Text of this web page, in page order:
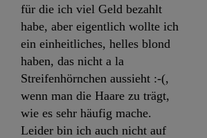
für die ich viel Geld bezahlt
habe, aber eigentlich wollte ich
ein einheitliches, helles blond
haben, das nicht a la
Streifenhörnchen aussieht :-(,
wenn man die Haare zu trägt,
wie es sehr häufig mache.
Leider bin ich auch nicht auf